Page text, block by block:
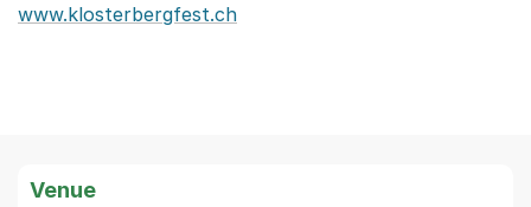
www.klosterbergfest.ch
Venue